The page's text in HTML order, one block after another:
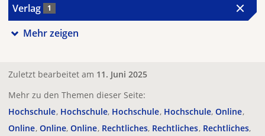
Verlag 1
Mehr zeigen
Zuletzt bearbeitet am 11. Juni 2025
Mehr zu den Themen dieser Seite:
Hochschule Hochschule Hochschule Hochschule Online
Online Online Online Rechtliches Rechtliches Rechtliches